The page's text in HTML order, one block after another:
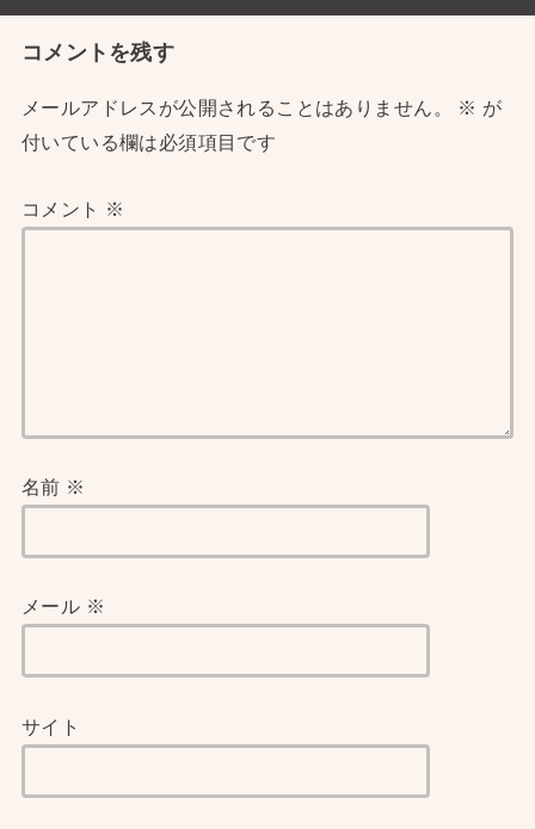
コメントを残す
メールアドレスが公開されることはありません。 ※ が
付いている欄は必須項目です
コメント ※
名前 ※
メール ※
サイト